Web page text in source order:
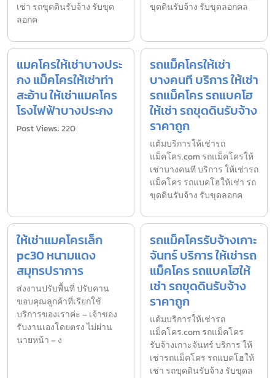
เช่า รถขุดดินรับจ้าง รับขุด
ลอกค
ขุดดินรับจ้าง รับขุดลอกคล
แมคโครให้เช่าบางประ
กง แม็คโครให้เช่าท่า
สะอ้าน ให้เช่าแมคโคร
โรงไฟฟ้าบางประกง
Post Views: 220
รถแม็คโครให้เช่า
บางคนที บริการ ให้เช่า
รถแม็คโคร รถแบคโฮ
ให้เช่า รถขุดดินรับจ้าง
ราคาถูก
แต้มบริการให้เช่ารถ
แม็คโคร.com รถแม็คโครให้
เช่าบางคนที บริการ ให้เช่ารถ
แม็คโคร รถแบคโฮให้เช่า รถ
ขุดดินรับจ้าง รับขุดลอกค
ให้เช่าแมคโครเล็ก
pc30 หนามแดง
สมุทรปราการ
ส่งงานปรับพื้นที่ ปรับคาน
ขอบคุณลูกค้าที่เรียกใช้
บริการของเราค่ะ – เจ้าของ
รับงานเองโดยตรง ไม่ผ่าน
นายหน้า – ง
รถแม็คโครรับจ้างเกาะ
จันทร์ บริการ ให้เช่ารถ
แม็คโคร รถแบคโฮให้
เช่า รถขุดดินรับจ้าง
ราคาถูก
แต้มบริการให้เช่ารถ
แม็คโคร.com รถแม็คโคร
รับจ้างเกาะจันทร์ บริการ ให้
เช่ารถแม็คโคร รถแบคโฮให้
เช่า รถขุดดินรับจ้าง รับขุดล